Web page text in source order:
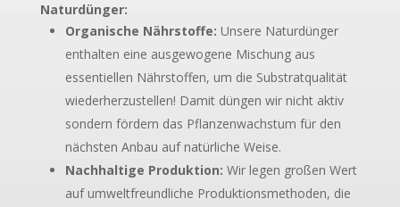
Naturdünger:
Organische Nährstoffe: Unsere Naturdünger
enthalten eine ausgewogene Mischung aus
essentiellen Nährstoffen, um die Substratqualität
wiederherzustellen! Damit düngen wir nicht aktiv
sondern fördern das Pflanzenwachstum für den
nächsten Anbau auf natürliche Weise.
Nachhaltige Produktion: Wir legen großen Wert
auf umweltfreundliche Produktionsmethoden, die